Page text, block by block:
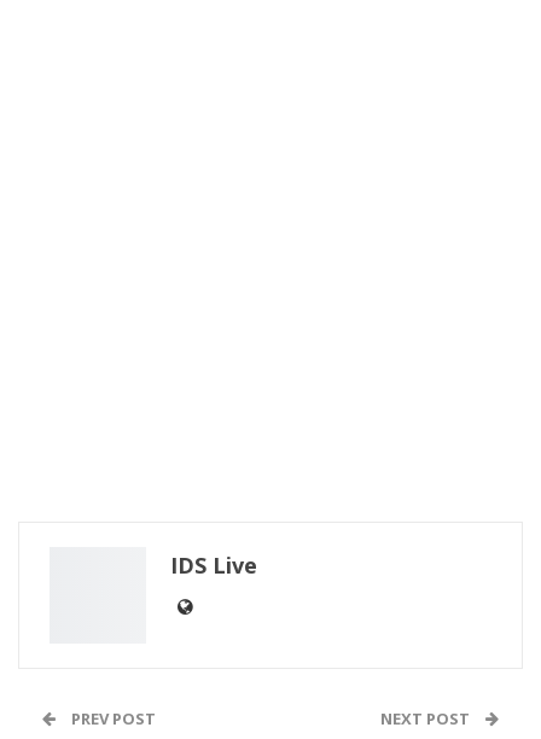
IDS Live
PREV POST NEXT POST